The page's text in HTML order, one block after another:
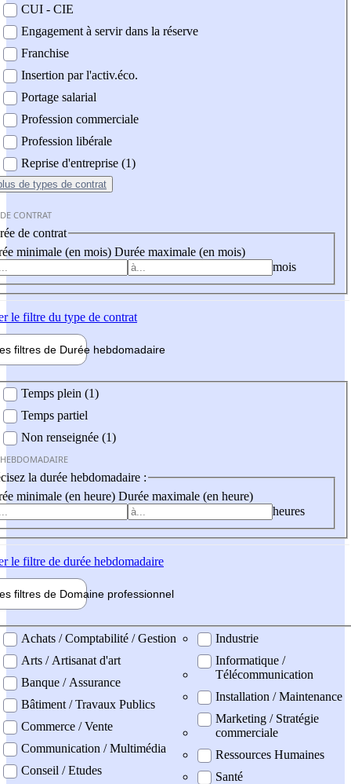
CUI - CIE
Engagement à servir dans la réserve
Franchise
Insertion par l'activ.éco.
Portage salarial
Profession commerciale
Profession libérale
Reprise d'entreprise (1)
de types de contrat
CONTRAT
de contrat
minimale (en mois) Durée maximale (en mois)
mois
le filtre du type de contrat
filtres de Durée hebdomadaire
Temps plein (1)
Temps partiel
Non renseignée (1)
la durée hebdomadaire :
minimale (en heure) Durée maximale (en heure)
heures
le filtre de durée hebdomadaire
filtres de Domaine professionnel
professionel
Achats / Comptabilité / Gestion
Arts / Artisanat d'art
Banque / Assurance
Bâtiment / Travaux Publics
Commerce / Vente
Communication / Multimédia
Conseil / Etudes
Industrie
Informatique /
Télécommunication
Installation / Maintenance
Marketing / Stratégie
commerciale
Ressources Humaines
Santé